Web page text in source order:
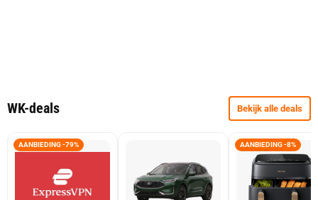
WK-deals Bekijk alle deals
AANBIEDING -79% AANBIEDING -8%